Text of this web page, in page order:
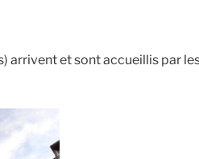
arrivent et sont accueillis par